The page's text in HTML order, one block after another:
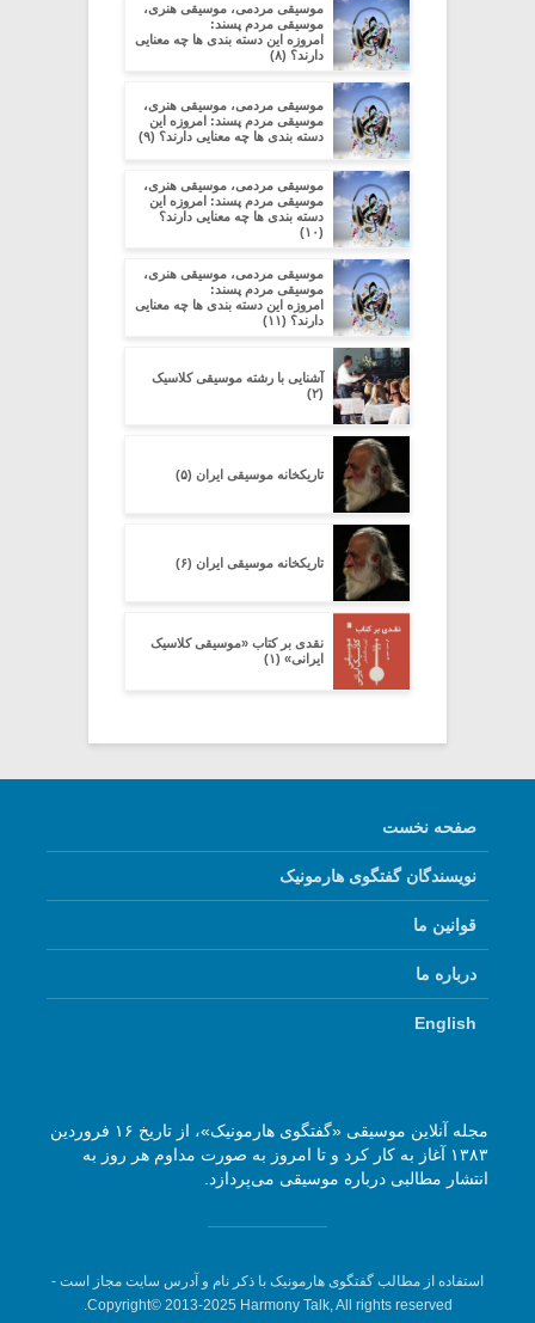
موسیقی مردمی، موسیقی هنری،
موسیقی مردم پسند:
امروزه این دسته بندی ها چه معنایی
دارند؟ (۸)
موسیقی مردمی، موسیقی هنری،
موسیقی مردم پسند: امروزه این
دسته بندی ها چه معنایی دارند؟ (۹)
موسیقی مردمی، موسیقی هنری،
موسیقی مردم پسند: امروزه این
دسته بندی ها چه معنایی دارند؟
(۱۰)
موسیقی مردمی، موسیقی هنری،
موسیقی مردم پسند:
امروزه این دسته بندی ها چه معنایی
دارند؟ (۱۱)
آشنایی با رشته موسیقی کلاسیک
(۲)
تاریکخانه موسیقی ایران (۵)
تاریکخانه موسیقی ایران (۶)
نقدی بر کتاب «موسیقی کلاسیک
ایرانی» (۱)
صفحه نخست
نویسندگان گفتگوی هارمونیک
قوانین ما
درباره ما
English
مجله آنلاین موسیقی «گفتگوی هارمونیک»، از تاریخ ۱۶ فروردین
۱۳۸۳ آغاز به کار کرد و تا امروز به صورت مداوم هر روز به
انتشار مطالبی درباره موسیقی می‌پردازد.
استفاده از مطالب گفتگوی هارمونیک با ذکر نام و آدرس سایت مجاز است -
Copyright© 2013-2025 Harmony Talk, All rights reserved.